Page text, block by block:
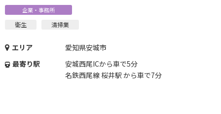
企業・事務所
衛生 清掃業
エリア
愛知県安城市
最寄り駅
安城西尾ICから車で5分
名鉄西尾線 桜井駅 から車で7分